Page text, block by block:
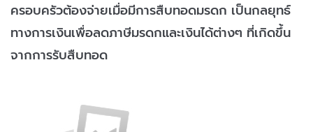
ครอบครัวต้องจ่ายเมื่อมีการสืบทอดมรดก เป็นกลยุทธ์
ทางการเงินเพื่อลดภาษีมรดกและเงินได้ต่างๆ ที่เกิดขึ้น
จากการรับสืบทอด